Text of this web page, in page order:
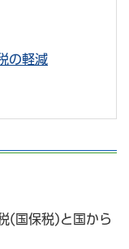
の軽減
(国保税)と国から